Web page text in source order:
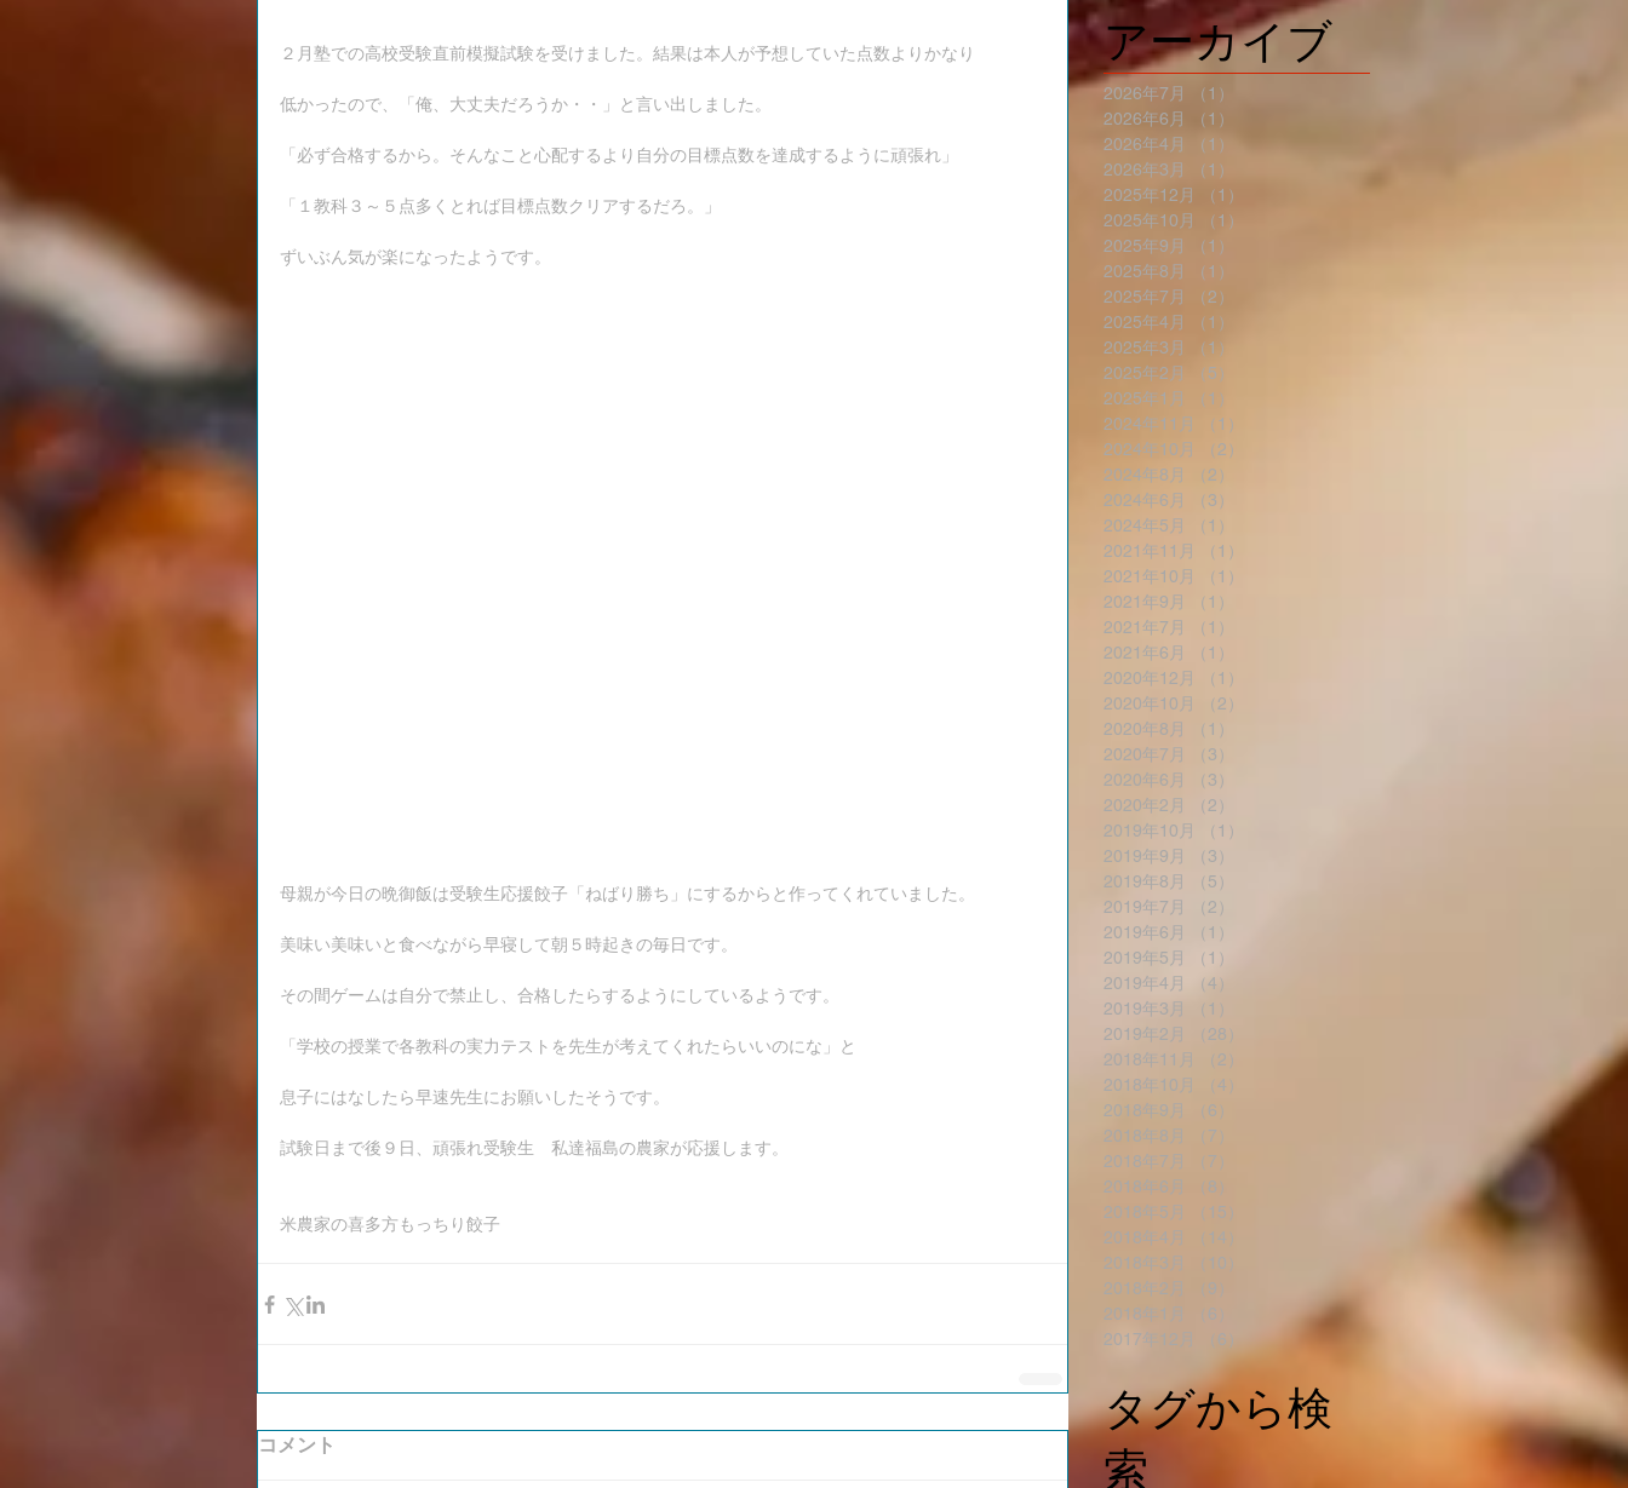
２月塾での高校受験直前模擬試験を受けました。結果は本人が予想していた点数よりかなり
低かったので、「俺、大丈夫だろうか・・」と言い出しました。
「必ず合格するから。そんなこと心配するより自分の目標点数を達成するように頑張れ」
「１教科３～５点多くとれば目標点数クリアするだろ。」
ずいぶん気が楽になったようです。
母親が今日の晩御飯は受験生応援餃子「ねばり勝ち」にするからと作ってくれていました。
美味い美味いと食べながら早寝して朝５時起きの毎日です。
その間ゲームは自分で禁止し、合格したらするようにしているようです。
「学校の授業で各教科の実力テストを先生が考えてくれたらいいのにな」と
息子にはなしたら早速先生にお願いしたそうです。
試験日まで後９日、頑張れ受験生　私達福島の農家が応援します。
米農家の喜多方もっちり餃子
コメント
アーカイブ
2026年7月 （1）
2026年6月
（1）
2026年4月
（1）
2026年3月
（1）
2025年12月
（1）
2025年10月
（1）
2025年9月
（1）
2025年8月
（1）
2025年7月
（2）
2025年4月
（1）
2025年3月
（1）
2025年2月
（5）
2025年1月
（1）
2024年11月
（1）
2024年10月
（2）
2024年8月
（2）
2024年6月
（3）
2024年5月
（1）
2021年11月
（1）
2021年10月
（1）
2021年9月
（1）
2021年7月
（1）
2021年6月
（1）
2020年12月
（1）
2020年10月
（2）
2020年8月
（1）
2020年7月
（3）
2020年6月
（3）
2020年2月
（2）
2019年10月
（1）
2019年9月
（3）
2019年8月
（5）
2019年7月
（2）
2019年6月
（1）
2019年5月
（1）
2019年4月
（4）
2019年3月
（1）
2019年2月
（28）
2018年11月
（2）
2018年10月
（4）
2018年9月
（6）
2018年8月
（7）
2018年7月
（7）
2018年6月
（8）
2018年5月
（15）
2018年4月
（14）
2018年3月
（10）
2018年2月
（9）
2018年1月
（6）
6件の記事
2017年12月
（6）
タグから検
索